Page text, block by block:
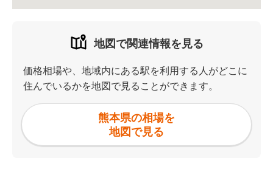
地図で関連情報を見る
価格相場や、地域内にある駅を利用する人がどこに
住んでいるかを地図で見ることができます。
熊本県の相場を
地図で見る